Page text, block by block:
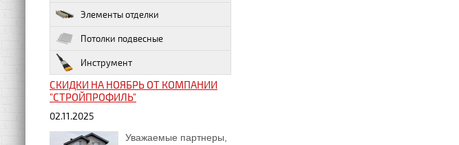
Элементы отделки
Потолки подвесные
Инструмент
СКИДКИ НА НОЯБРЬ ОТ КОМПАНИИ
"СТРОЙПРОФИЛЬ"
02.11.2025
Уважаемые партнеры,